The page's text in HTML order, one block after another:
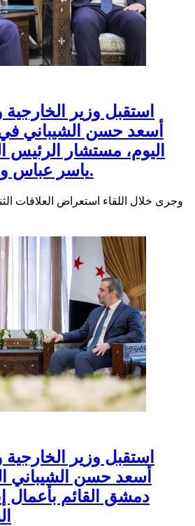
استقبل وزير الخارجية
أسعد حسن الشيباني
اليوم، مستشار الرئيس
ياسر عباس والوفد المرافق له.
وجرى خلال اللقاء استعراض العلاقات
استقبل وزير الخارجية
أسعد حسن الشيباني
دمشق القائم بأعمال